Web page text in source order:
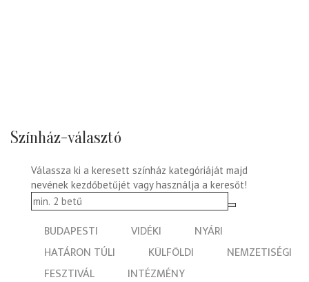
Színház-választó
Válassza ki a keresett színház kategóriáját majd
nevének kezdőbetűjét vagy használja a keresőt!
BUDAPESTI VIDÉKI
NYÁRI
HATÁRON TÚLI
KÜLFÖLDI
NEMZETISÉGI
FESZTIVÁL
INTÉZMÉNY